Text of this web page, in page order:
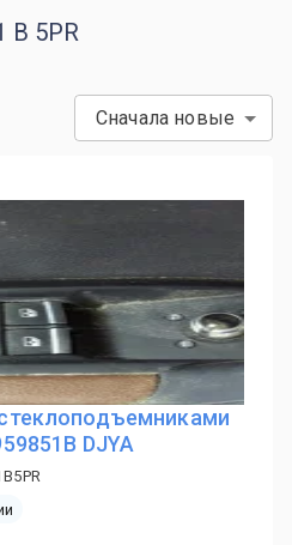
B 5PR
Сначала новые
DJYA